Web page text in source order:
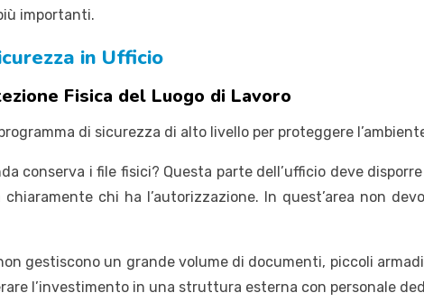
importanti.
in Ufficio
Fisica del Luogo di Lavoro
di sicurezza di alto livello per proteggere
conserva i file fisici? Questa parte dell’ufficio deve
chiaramente chi ha l’autorizzazione. In quest’area non
gestiscono un grande volume di documenti, piccoli
l’investimento in una struttura esterna con personale